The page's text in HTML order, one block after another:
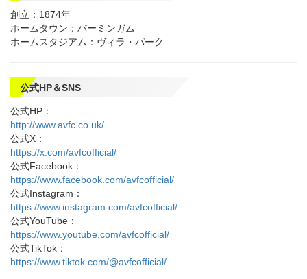
創立：1874年
ホームタウン：バーミンガム
ホームスタジアム：ヴィラ・パーク
公式HP＆SNS
公式HP：
http://www.avfc.co.uk/
公式X：
https://x.com/avfcofficial/
公式Facebook：
https://www.facebook.com/avfcofficial/
公式Instagram：
https://www.instagram.com/avfcofficial/
公式YouTube：
https://www.youtube.com/avfcofficial/
公式TikTok：
https://www.tiktok.com/@avfcofficial/